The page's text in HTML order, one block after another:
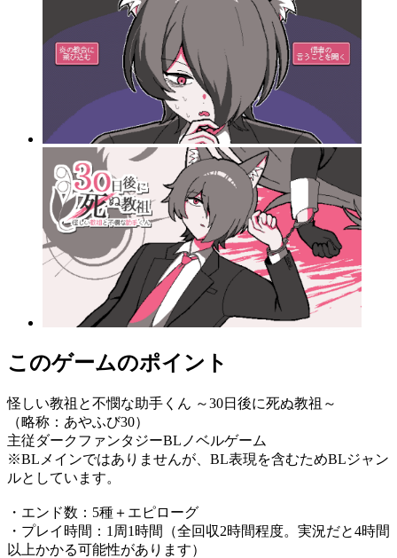
このゲームのポイント
怪しい教祖と不憫な助手くん ～30日後に死ぬ教祖～
（略称：あやふび30）
主従ダークファンタジーBLノベルゲーム
※BLメインではありませんが、BL表現を含むためBLジャン
ルとしています。
・エンド数：5種＋エピローグ
・プレイ時間：1周1時間（全回収2時間程度。実況だと4時間
以上かかる可能性があります）